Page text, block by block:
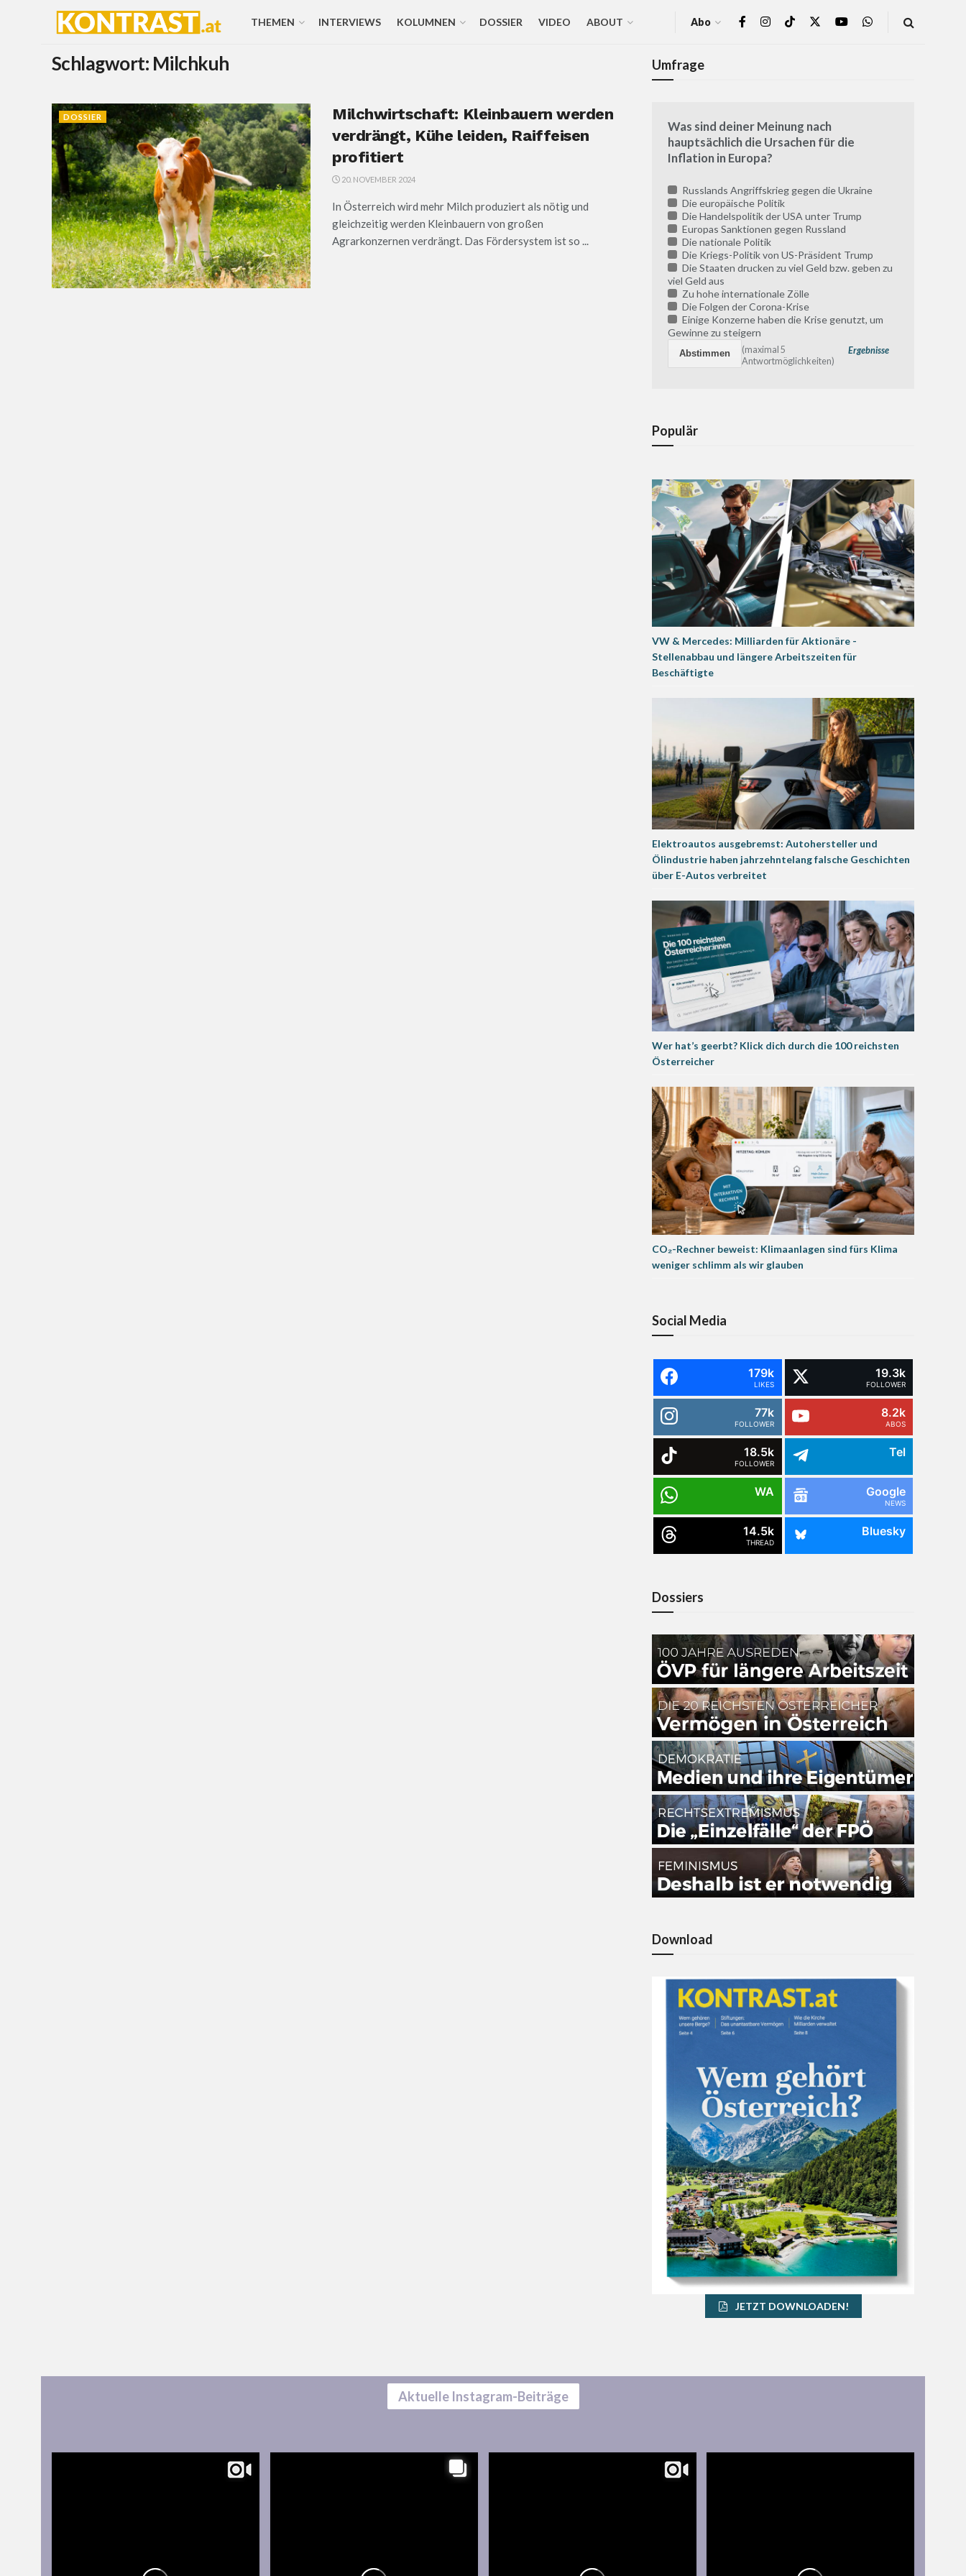
THEMEN INTERVIEWS KOLUMNEN DOSSIER VIDEO ABOUT Abo
Schlagwort: Milchkuh
DOSSIER
Milchwirtschaft: Kleinbauern werden
verdrängt, Kühe leiden, Raiffeisen
profitiert
20. NOVEMBER 2024
In Österreich wird mehr Milch produziert als nötig und
gleichzeitig werden Kleinbauern von großen
Agrarkonzernen verdrängt. Das Fördersystem ist so ...
Umfrage
Was sind deiner Meinung nach
hauptsächlich die Ursachen für die
Inflation in Europa?
Russlands Angriffskrieg gegen die Ukraine
Die europäische Politik
Die Handelspolitik der USA unter Trump
Europas Sanktionen gegen Russland
Die nationale Politik
Die Kriegs-Politik von US-Präsident Trump
Die Staaten drucken zu viel Geld bzw. geben zu
viel Geld aus
Zu hohe internationale Zölle
Die Folgen der Corona-Krise
Einige Konzerne haben die Krise genutzt, um
Gewinne zu steigern
Ergebnisse
(maximal 5
Antwortmöglichkeiten)
Populär
VW & Mercedes: Milliarden für Aktionäre -
Stellenabbau und längere Arbeitszeiten für
Beschäftigte
Elektroautos ausgebremst: Autohersteller und
Ölindustrie haben jahrzehntelang falsche Geschichten
über E-Autos verbreitet
Wer hat’s geerbt? Klick dich durch die 100 reichsten
Österreicher
CO₂-Rechner beweist: Klimaanlagen sind fürs Klima
weniger schlimm als wir glauben
Social Media
179k
LIKES
19.3k
FOLLOWER
77k
FOLLOWER
8.2k
ABOS
18.5k
FOLLOWER
Tel
WA Google
NEWS
14.5k
THREAD
Bluesky
Dossiers
Download
JETZT DOWNLOADEN!
Aktuelle Instagram-Beiträge